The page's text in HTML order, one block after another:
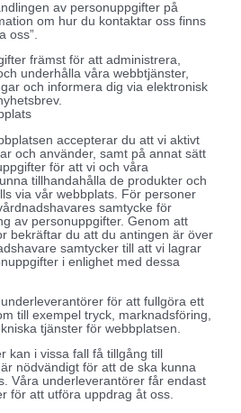
av personuppgifter på
om hur du kontaktar oss finns
oss”.
främst för att administrera,
underhålla våra webbtjänster,
och informera dig via elektronisk
accepterar du att vi aktivt
och använder, samt på annat sätt
för att vi och våra
tillhandahålla de produkter och
via vår webbplats. För personer
samtycke för
av personuppgifter. Genom att
bekräftar du att du antingen är över
samtycker till att vi lagrar
i enlighet med dessa
för att fullgöra ett
till exempel tryck, marknadsföring,
tjänster för webbplatsen.
kan i vissa fall få tillgång till
nödvändigt för att de ska kunna
Våra underleverantörer får endast
för att utföra uppdrag åt oss.